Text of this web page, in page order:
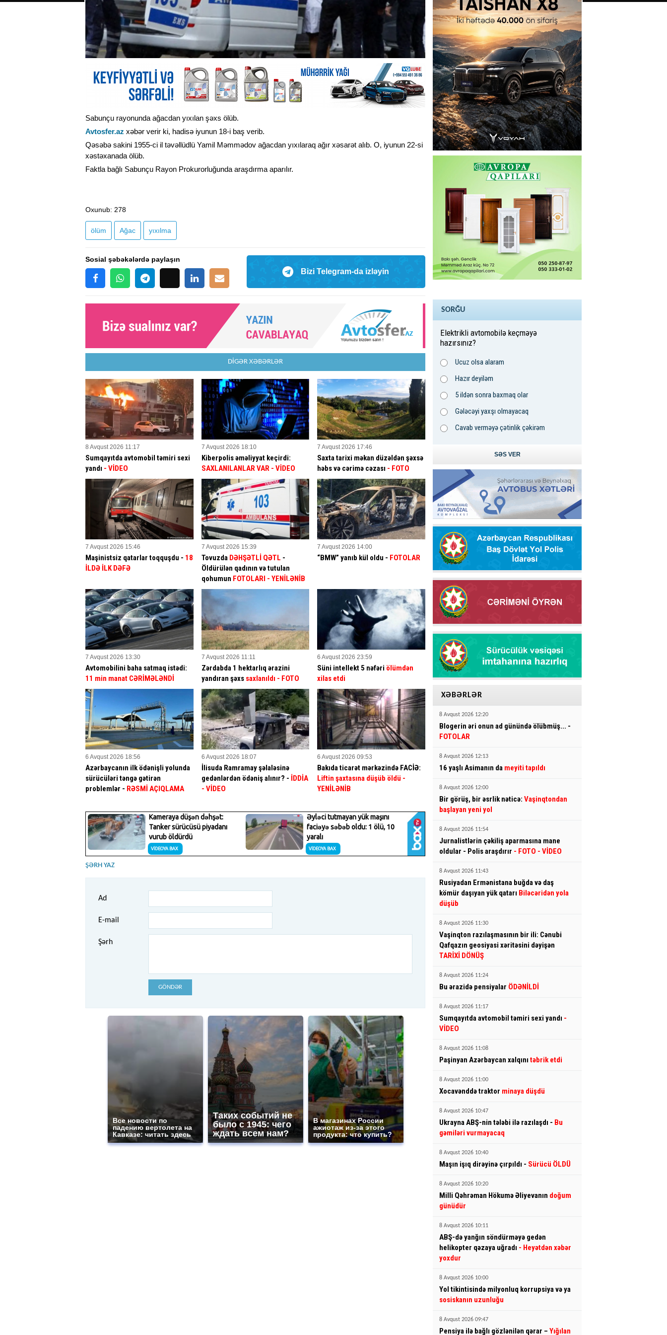
Sabunçu rayonunda ağacdan yıxılan şəxs ölüb.
Avtosfer.az xəbər verir ki, hadisə iyunun 18-i baş verib.
Qəsəbə sakini 1955-ci il təvəllüdlü Yamil Məmmədov ağacdan yıxılaraq ağır xəsarət alıb. O, iyunun 22-si
xəstəxanada ölüb.
Faktla bağlı Sabunçu Rayon Prokurorluğunda araşdırma aparılır.
Oxunub: 278
ölüm Ağac yıxılma
Sosial şəbəkələrdə paylaşın
Bizi Telegram-da izləyin
DİGƏR XƏBƏRLƏR
8 Avqust 2026 11:17
Sumqayıtda avtomobil təmiri sexi
yandı - VİDEO
7 Avqust 2026 18:10
Kiberpolis əməliyyat keçirdi:
SAXLANILANLAR VAR - VİDEO
7 Avqust 2026 17:46
Saxta tarixi məkan düzəldən şəxsə
həbs və cərimə cəzası - FOTO
7 Avqust 2026 15:46
Maşinistsiz qatarlar toqquşdu - 18
İLDƏ İLK DƏFƏ
7 Avqust 2026 15:39
Tovuzda DƏHŞƏTLİ QƏTL -
Öldürülən qadının və tutulan
qohumun FOTOLARI - YENİLƏNİB
7 Avqust 2026 14:00
“BMW” yanıb kül oldu - FOTOLAR
7 Avqust 2026 13:30
Avtomobilini baha satmaq istədi:
11 min manat CƏRİMƏLƏNDİ
7 Avqust 2026 11:11
Zərdabda 1 hektarlıq ərazini
yandıran şəxs saxlanıldı - FOTO
6 Avqust 2026 23:59
Süni intellekt 5 nəfəri ölümdən
xilas etdi
6 Avqust 2026 18:56
Azərbaycanın ilk ödənişli yolunda
sürücüləri təngə gətirən
problemlər - RƏSMİ AÇIQLAMA
6 Avqust 2026 18:07
İlisuda Ramramay şəlaləsinə
gedənlərdən ödəniş alınır? - İDDİA
- VİDEO
6 Avqust 2026 09:53
Bakıda ticarət mərkəzində FACİƏ:
Liftin şaxtasına düşüb öldü -
YENİLƏNİB
ŞƏRH YAZ
Ad
E-mail
Şərh
GÖNDƏR
Все новости по
падению вертолета на
Кавказе: читать здесь
Таких событий не
было с 1945: чего
ждать всем нам?
В магазинах России
ажиотаж из-за этого
продукта: что купить?
SORĞU
Elektrikli avtomobilə keçməyə
hazırsınız?
Ucuz olsa alaram
Hazır deyiləm
5 ildən sonra baxmaq olar
Gələcəyi yaxşı olmayacaq
Cavab verməyə çətinlik çəkirəm
XƏBƏRLƏR
8 Avqust 2026 12:20
Blogerin əri onun ad günündə ölübmüş... -
FOTOLAR
8 Avqust 2026 12:13
16 yaşlı Asimanın da meyiti tapıldı
8 Avqust 2026 12:00
Bir görüş, bir əsrlik nəticə: Vaşinqtondan
başlayan yeni yol
8 Avqust 2026 11:54
Jurnalistlərin çəkiliş aparmasına mane
oldular - Polis araşdırır - FOTO - VİDEO
8 Avqust 2026 11:43
Rusiyadan Ermənistana buğda və daş
kömür daşıyan yük qatarı Biləcəridən yola
düşüb
8 Avqust 2026 11:30
Vaşinqton razılaşmasının bir ili: Cənubi
Qafqazın geosiyasi xəritəsini dəyişən
TARİXİ DÖNÜŞ
8 Avqust 2026 11:24
Bu ərazidə pensiyalar ÖDƏNİLDİ
8 Avqust 2026 11:17
Sumqayıtda avtomobil təmiri sexi yandı -
VİDEO
8 Avqust 2026 11:08
Paşinyan Azərbaycan xalqını təbrik etdi
8 Avqust 2026 11:00
Xocavənddə traktor minaya düşdü
8 Avqust 2026 10:47
Ukrayna ABŞ-nin tələbi ilə razılaşdı - Bu
gəmiləri vurmayacaq
8 Avqust 2026 10:40
Maşın işıq dirəyinə çırpıldı - Sürücü ÖLDÜ
8 Avqust 2026 10:20
Milli Qəhrəman Hökumə Əliyevanın doğum
günüdür
8 Avqust 2026 10:11
ABŞ-də yanğın söndürməyə gedən
helikopter qəzaya uğradı - Heyətdən xəbər
yoxdur
8 Avqust 2026 10:00
Yol tikintisində milyonluq korrupsiya və ya
sosiskanın uzunluğu
8 Avqust 2026 09:47
Pensiya ilə bağlı gözlənilən qərar – Yığılan